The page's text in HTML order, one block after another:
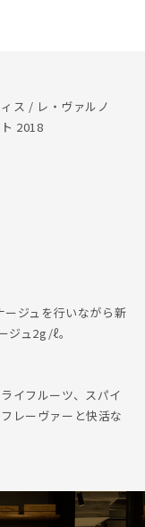
ス / レ・ヴァルノ
2018
ージュを行いながら新
ュ2g/ℓ。
イフルーツ、スパイ
レーヴァーと快活な